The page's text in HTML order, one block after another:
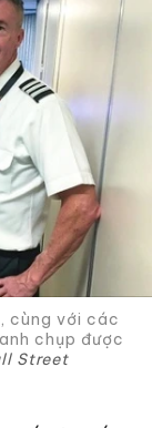
cùng với các
chụp được
Street